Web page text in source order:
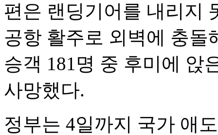
편은 랜딩기어를 내리지
공항 활주로 외벽에 충돌
승객 181명 중 후미에 앉
사망했다.
정부는 4일까지 국가 애